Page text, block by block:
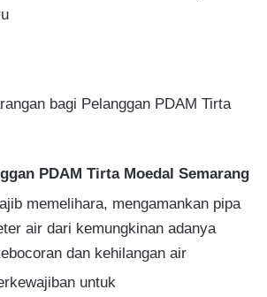
bagi Pelanggan PDAM Tirta
PDAM Tirta Moedal Semarang
memelihara, mengamankan pipa
air dari kemungkinan adanya
dan kehilangan air
untuk